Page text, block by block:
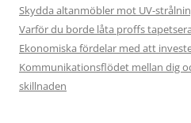
Skydda altanmöbler mot UV-
Varför du borde låta proffs
Ekonomiska fördelar med att
Kommunikationsflödet mellan dig
skillnaden